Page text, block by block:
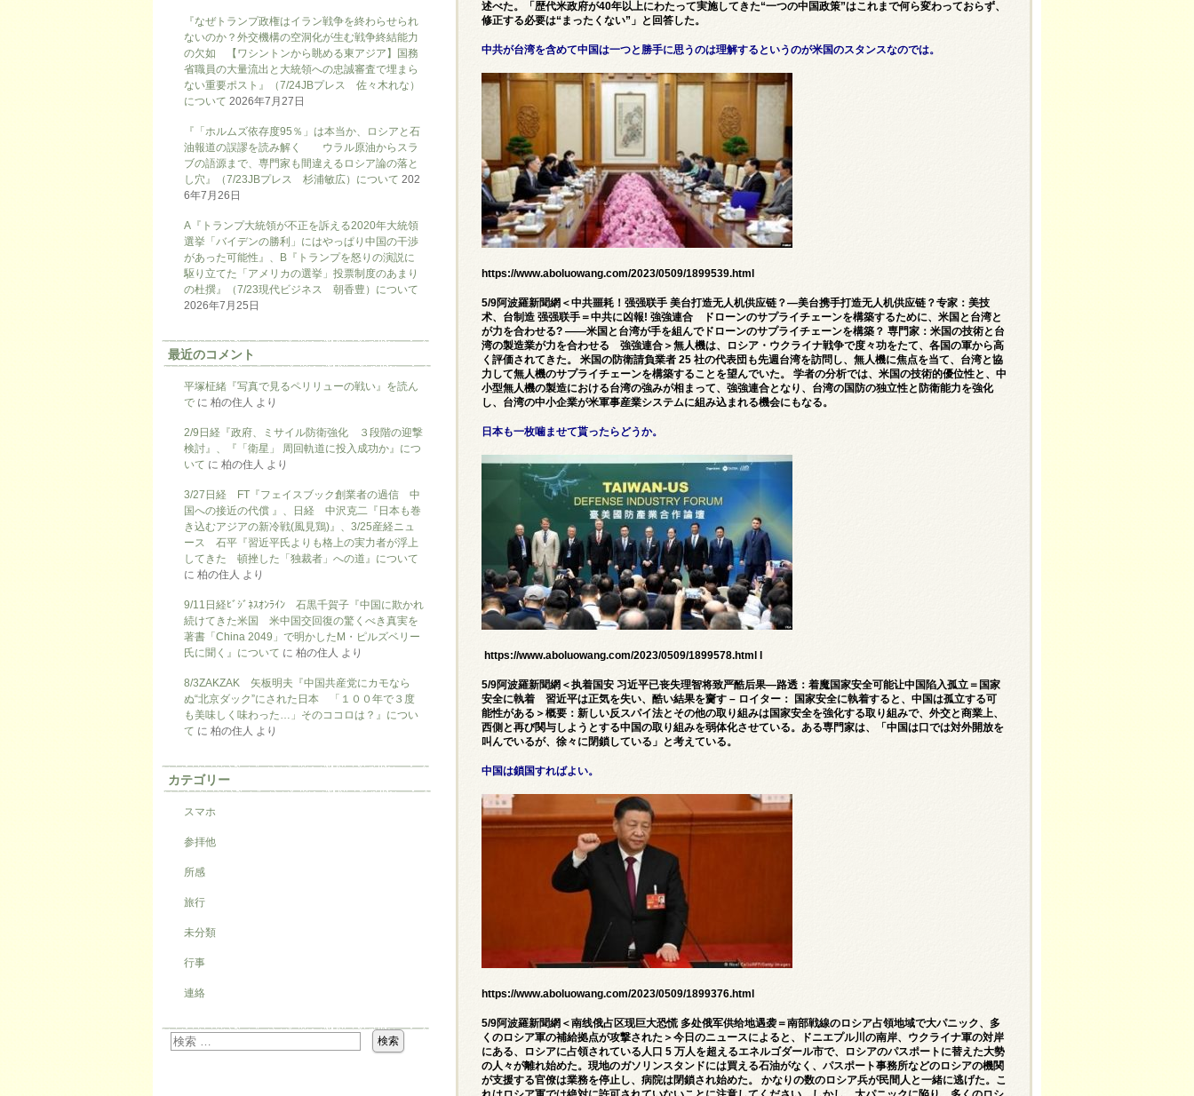
述べた。「歴代米政府が40年以上にわたって実施してきた“一つの中国政策”はこれまで何ら変わっておらず、
修正する必要は“まったくない”」と回答した。
中共が台湾を含めて中国は一つと勝手に思うのは理解するというのが米国のスタンスなのでは。
https://www.aboluowang.com/2023/0509/1899539.html
5/9阿波羅新聞網＜中共噩耗！强强联手 美台打造无人机供应链？—美台携手打造无人机供应链？专家：美技
术、台制造 强强联手＝中共に凶報! 強強連合 ドローンのサプライチェーンを構築するために、米国と台湾と
が力を合わせる? ――米国と台湾が手を組んでドローンのサプライチェーンを構築？ 専門家：米国の技術と台
湾の製造業が力を合わせる 強強連合＞無人機は、ロシア・ウクライナ戦争で度々功をたて、各国の軍から高
く評価されてきた。 米国の防衛請負業者 25 社の代表団も先週台湾を訪問し、無人機に焦点を当て、台湾と協
力して無人機のサプライチェーンを構築することを望んでいた。 学者の分析では、米国の技術的優位性と、中
小型無人機の製造における台湾の強みが相まって、強強連合となり、台湾の国防の独立性と防衛能力を強化
し、台湾の中小企業が米軍事産業システムに組み込まれる機会にもなる。
日本も一枚噛ませて貰ったらどうか。
https://www.aboluowang.com/2023/0509/1899578.html l
5/9阿波羅新聞網＜执着国安 习近平已丧失理智将致严酷后果—路透：着魔国家安全可能让中国陷入孤立＝国家
安全に執着 習近平は正気を失い、酷い結果を齎す – ロイター： 国家安全に執着すると、中国は孤立する可
能性がある＞概要：新しい反スパイ法とその他の取り組みは国家安全を強化する取り組みで、外交と商業上、
西側と再び関与しようとする中国の取り組みを弱体化させている。ある専門家は、「中国は口では対外開放を
叫んでいるが、徐々に閉鎖している」と考えている。
中国は鎖国すればよい。
https://www.aboluowang.com/2023/0509/1899376.html
5/9阿波羅新聞網＜南线俄占区现巨大恐慌 多处俄军供给地遇袭＝南部戦線のロシア占領地域で大パニック、多
くのロシア軍の補給拠点が攻撃された＞今日のニュースによると、ドニエプル川の南岸、ウクライナ軍の対岸
にある、ロシアに占領されている人口 5 万人を超えるエネルゴダール市で、ロシアのパスポートに替えた大勢
の人々が離れ始めた。現地のガソリンスタンドには買える石油がなく、パスポート事務所などのロシアの機関
が支援する官僚は業務を停止し、病院は閉鎖され始めた。 かなりの数のロシア兵が民間人と一緒に逃げた。こ
『なぜトランプ政権はイラン戦争を終わらせられ
ないのか？外交機構の空洞化が生む戦争終結能力
の欠如 【ワシントンから眺める東アジア】国務
省職員の大量流出と大統領への忠誠審査で埋まら
ない重要ポスト』（7/24JBプレス 佐々木れな）
について 2026年7月27日
『「ホルムズ依存度95％」は本当か、ロシアと石
油報道の誤謬を読み解く ウラル原油からスラ
ブの語源まで、専門家も間違えるロシア論の落と
し穴』（7/23JBプレス 杉浦敏広）について 202
6年7月26日
A『トランプ大統領が不正を訴える2020年大統領
選挙「バイデンの勝利」にはやっぱり中国の干渉
があった可能性』、B『トランプを怒りの演説に
駆り立てた「アメリカの選挙」投票制度のあまり
の杜撰』（7/23現代ビジネス 朝香豊）について
2026年7月25日
最近のコメント
平塚柾緒『写真で見るペリリューの戦い』を読ん
で に 柏の住人 より
2/9日経『政府、ミサイル防衛強化 ３段階の迎撃
検討』、『「衛星」 周回軌道に投入成功か』につ
いて に 柏の住人 より
3/27日経 FT『フェイスブック創業者の過信 中
国への接近の代償 』、日経 中沢克二『日本も巻
き込むアジアの新冷戦(風見鶏)』、3/25産経ニュ
ース 石平『習近平氏よりも格上の実力者が浮上
してきた 頓挫した「独裁者」への道』について
に 柏の住人 より
9/11日経ﾋﾞｼﾞﾈｽｵﾝﾗｲﾝ 石黒千賀子『中国に欺かれ
続けてきた米国 米中国交回復の驚くべき真実を
著書「China 2049」で明かしたM・ピルズベリー
氏に聞く』について に 柏の住人 より
8/3ZAKZAK 矢板明夫『中国共産党にカモなら
ぬ“北京ダック”にされた日本 「１００年で３度
も美味しく味わった…」そのココロは？』につい
て に 柏の住人 より
カテゴリー
スマホ
参拝他
所感
旅行
未分類
行事
連絡